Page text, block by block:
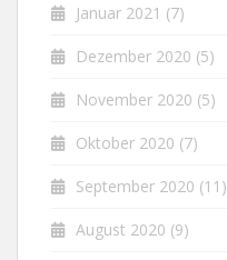
Januar 2021 (7)
Dezember 2020 (5)
November 2020 (5)
Oktober 2020 (7)
September 2020 (11)
August 2020 (9)